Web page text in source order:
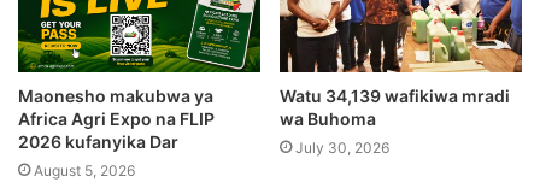
Maonesho makubwa ya
Africa Agri Expo na FLIP
2026 kufanyika Dar
August 5, 2026
Watu 34,139 wafikiwa mradi
wa Buhoma
July 30, 2026